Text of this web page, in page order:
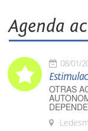
Agenda
08/01/
OTRAS